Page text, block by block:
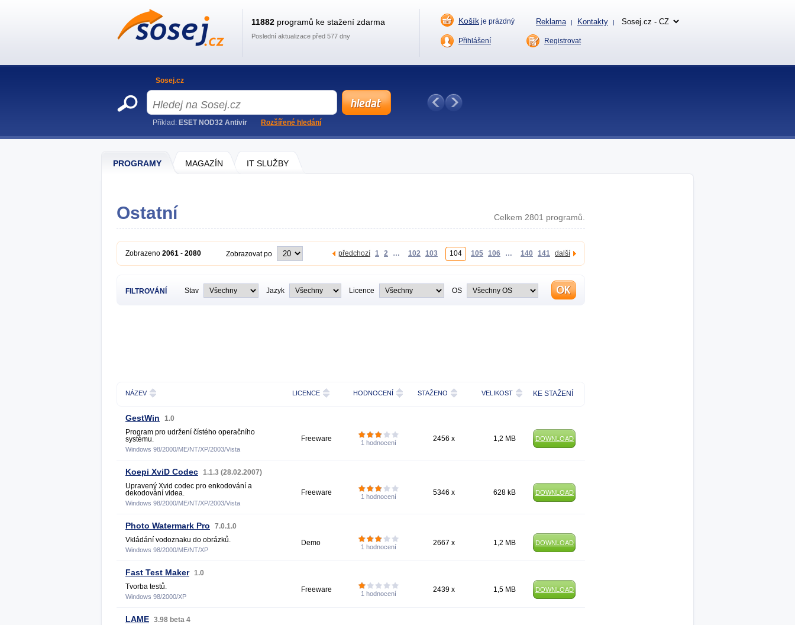
PROGRAMY MAGAZÍN IT SLUŽBY
Ostatní Celkem 2801 programů.
Zobrazeno 2061 - 2080 Zobrazovat po předchozí 1 2 … 102 103 104 105 106 … 140 141 další
FILTROVÁNÍ Stav Jazyk Licence OS
NÁZEV LICENCE HODNOCENÍ STAŽENO VELIKOST KE STAŽENÍ
GestWin
1.0
Program pro udržení čístého operačního
systému.
Windows 98/2000/ME/NT/XP/2003/Vista
Freeware 1 hodnocení 2456 x 1,2 MB DOWNLOAD
Koepi XviD Codec 1.1.3 (28.02.2007)
Upravený Xvid codec pro enkodování a
dekodování videa.
Windows 98/2000/ME/NT/XP/2003/Vista
Freeware 1 hodnocení 5346 x 628 kB DOWNLOAD
Photo Watermark Pro
7.0.1.0
Vkládání vodoznaku do obrázků.
Windows 98/2000/ME/NT/XP
Demo 1 hodnocení 2667 x 1,2 MB DOWNLOAD
Fast Test Maker 1.0
Tvorba testů.
Windows 98/2000/XP
Freeware 1 hodnocení 2439 x 1,5 MB DOWNLOAD
LAME 3.98 beta 4
11882 programů ke stažení zdarma
Poslední aktualizace před 577 dny
Košík je prázdný Reklama | Kontakty |
Přihlášení Registrovat
Sosej.cz
Příklad: ESET NOD32 Antivir Rozšířené hledání